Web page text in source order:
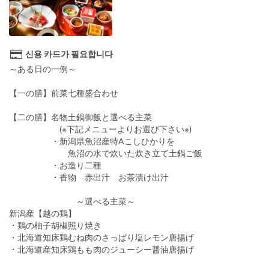
신용 카드가 필요합니다
～ある日の一例～
【一の膳】前菜七種盛合わせ
【二の膳】名物土鍋御飯と選べる主菜
(※下記メニューよりお選び下さい※)
・新潟県魚沼産特Aこしひかりを
魚沼の水で炊いた炊き立て土鍋ご飯
・お造り二種
・香物 赤出汁 お茶漬け出汁
～選べる主菜～
新潟産【越の鶏】
・鶏の柚子胡椒照り焼き
・北海道知床鶏むね肉のさっぱり塩レモン唐揚げ
・北海道産知床鶏もも肉のジューシー醤油唐揚げ